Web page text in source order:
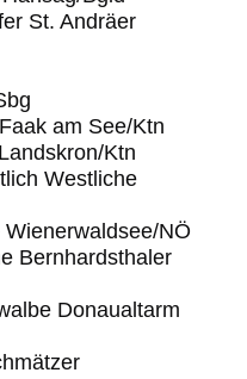
St. Andräer
am See/Ktn
Ktn
Westliche
NÖ
Bernhardsthaler
Donaualtarm